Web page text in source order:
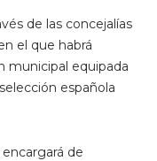
de las concejalías
el que habrá
municipal equipada
española
encargará de